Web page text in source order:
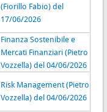
(Fiorillo Fabio) del
17/06/2026
Finanza Sostenibile e
Mercati Finanziari (Pietro
Vozzella) del 04/06/2026
Risk Management (Pietro
Vozzella) del 04/06/2026